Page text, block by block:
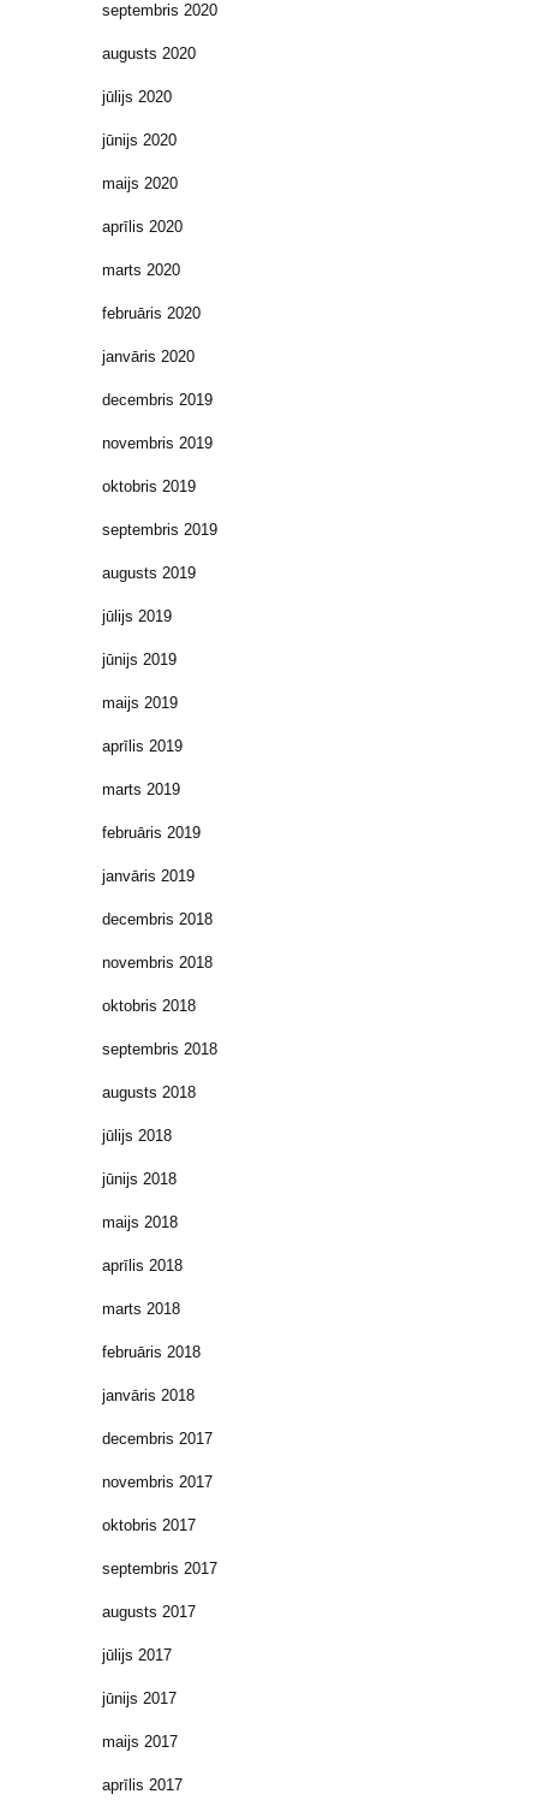
septembris 2020
augusts 2020
jūlijs 2020
jūnijs 2020
maijs 2020
aprīlis 2020
marts 2020
februāris 2020
janvāris 2020
decembris 2019
novembris 2019
oktobris 2019
septembris 2019
augusts 2019
jūlijs 2019
jūnijs 2019
maijs 2019
aprīlis 2019
marts 2019
februāris 2019
janvāris 2019
decembris 2018
novembris 2018
oktobris 2018
septembris 2018
augusts 2018
jūlijs 2018
jūnijs 2018
maijs 2018
aprīlis 2018
marts 2018
februāris 2018
janvāris 2018
decembris 2017
novembris 2017
oktobris 2017
septembris 2017
augusts 2017
jūlijs 2017
jūnijs 2017
maijs 2017
aprīlis 2017